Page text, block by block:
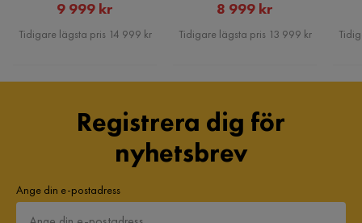
Rabatterat
Pris
9 999 kr
Tidigare lägsta pris 14 999 kr
Rabatterat
Pris
8 999 kr
Tidigare lägsta pris 13 999 kr
Registrera dig för
nyhetsbrev
Ange din e-postadress